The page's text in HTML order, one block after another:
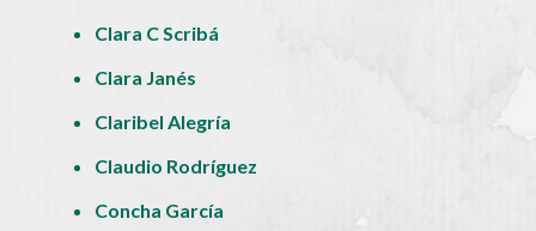
Clara C Scribá
Clara Janés
Claribel Alegría
Claudio Rodríguez
Concha García